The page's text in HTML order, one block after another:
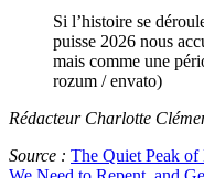
Si l’histoire se
puisse 2026 nous
mais comme une
rozum / envato)
Rédacteur Charlotte
Source : The Quiet Peak